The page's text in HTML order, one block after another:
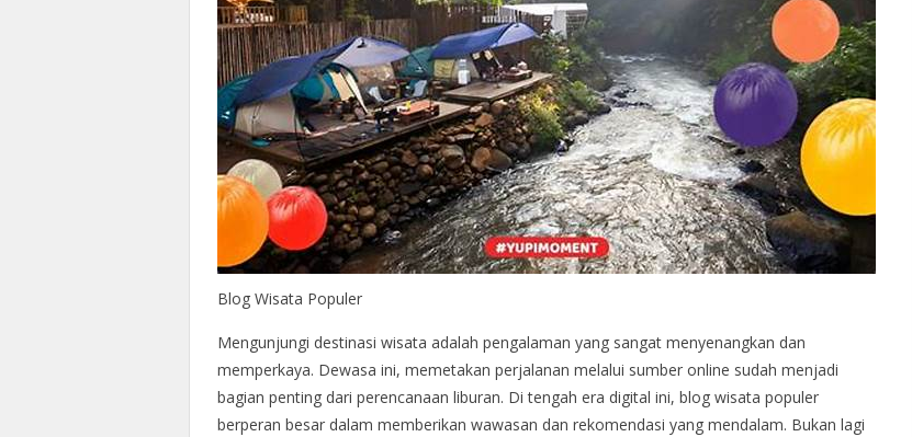
Blog Wisata Populer
Mengunjungi destinasi wisata adalah pengalaman yang sangat menyenangkan dan
memperkaya. Dewasa ini, memetakan perjalanan melalui sumber online sudah menjadi
bagian penting dari perencanaan liburan. Di tengah era digital ini, blog wisata populer
berperan besar dalam memberikan wawasan dan rekomendasi yang mendalam. Bukan lagi